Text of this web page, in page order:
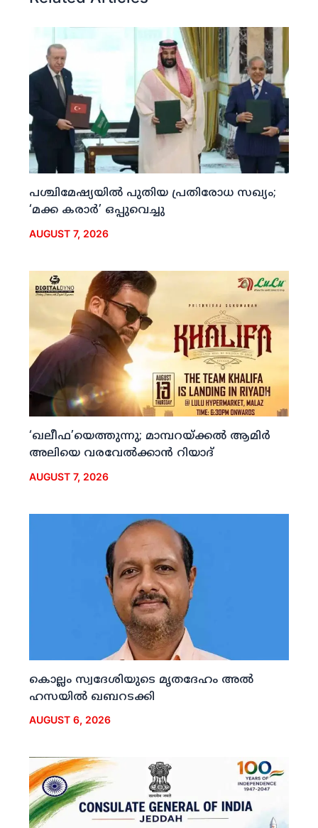
പശ്ചിമേഷ്യയില്‍ പുതിയ പ്രതിരോധ സഖ്യം;
‘മക്ക കരാര്‍’ ഒപ്പുവെച്ചു
AUGUST 7, 2026
‘ഖലീഫ’യെത്തുന്നു; മാമ്പറയ്ക്കല്‍ ആമിര്‍
അലിയെ വരവേല്‍ക്കാന്‍ റിയാദ്
AUGUST 7, 2026
കൊല്ലം സ്വദേശിയുടെ മൃതദേഹം അല്‍
ഹസയില്‍ ഖബറടക്കി
AUGUST 6, 2026